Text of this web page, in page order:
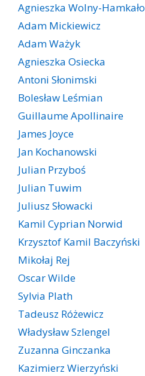
Agnieszka Wolny-Hamkało
Adam Mickiewicz
Adam Ważyk
Agnieszka Osiecka
Antoni Słonimski
Bolesław Leśmian
Guillaume Apollinaire
James Joyce
Jan Kochanowski
Julian Przyboś
Julian Tuwim
Juliusz Słowacki
Kamil Cyprian Norwid
Krzysztof Kamil Baczyński
Mikołaj Rej
Oscar Wilde
Sylvia Plath
Tadeusz Różewicz
Władysław Szlengel
Zuzanna Ginczanka
Kazimierz Wierzyński